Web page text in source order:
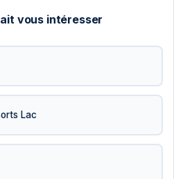
vous intéresser
Lac